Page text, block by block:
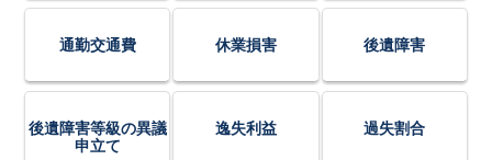
通勤交通費 休業損害 後遺障害
後遺障害等級の異議
申立て
逸失利益 過失割合